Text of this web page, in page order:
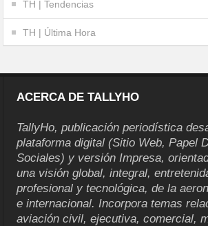
TH | Tendencias
TH | Última Hora
ACERCA DE TALLYHO
TallyHo, publicación periodística
plataforma digital (Sitio Web, Papel
Sociales) y versión Impresa,
una visión global, integral,
profesional y tecnológica, de la
e internacional. Incorpora temas
aviación civil, ejecutiva, comercial,